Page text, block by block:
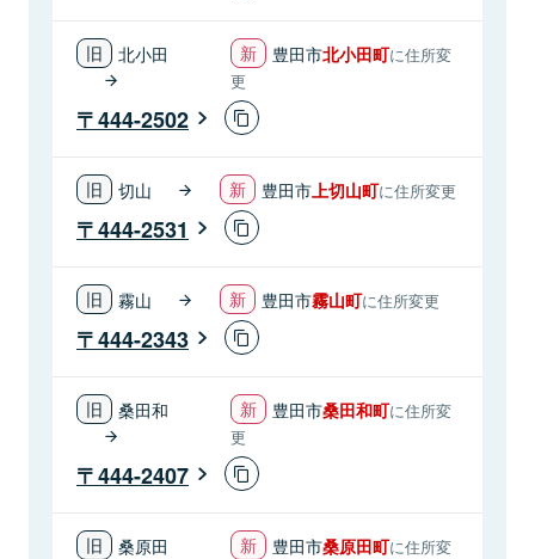
北小田 豊田市北小田町に住所変
更
444-2502
切山 豊田市上切山町に住所変更
444-2531
霧山 豊田市霧山町に住所変更
444-2343
桑田和 豊田市桑田和町に住所変
更
444-2407
桑原田 豊田市桑原田町に住所変